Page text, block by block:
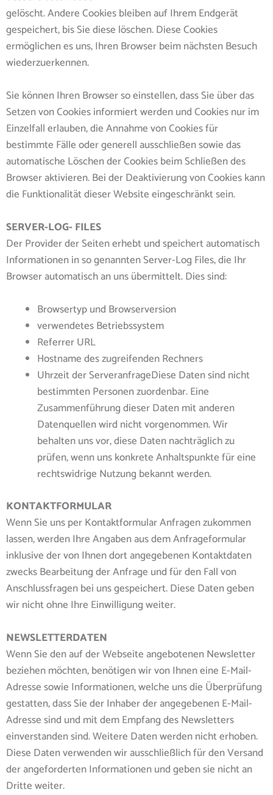
gelöscht. Andere Cookies bleiben auf Ihrem Endgerät
gespeichert, bis Sie diese löschen. Diese Cookies
ermöglichen es uns, Ihren Browser beim nächsten Besuch
wiederzuerkennen.
Sie können Ihren Browser so einstellen, dass Sie über das
Setzen von Cookies informiert werden und Cookies nur im
Einzelfall erlauben, die Annahme von Cookies für
bestimmte Fälle oder generell ausschließen sowie das
automatische Löschen der Cookies beim Schließen des
Browser aktivieren. Bei der Deaktivierung von Cookies kann
die Funktionalität dieser Website eingeschränkt sein.
SERVER-LOG- FILES
Der Provider der Seiten erhebt und speichert automatisch
Informationen in so genannten Server-Log Files, die Ihr
Browser automatisch an uns übermittelt. Dies sind:
Browsertyp und Browserversion
verwendetes Betriebssystem
Referrer URL
Hostname des zugreifenden Rechners
Uhrzeit der ServeranfrageDiese Daten sind nicht
bestimmten Personen zuordenbar. Eine
Zusammenführung dieser Daten mit anderen
Datenquellen wird nicht vorgenommen. Wir
behalten uns vor, diese Daten nachträglich zu
prüfen, wenn uns konkrete Anhaltspunkte für eine
rechtswidrige Nutzung bekannt werden.
KONTAKTFORMULAR
Wenn Sie uns per Kontaktformular Anfragen zukommen
lassen, werden Ihre Angaben aus dem Anfrageformular
inklusive der von Ihnen dort angegebenen Kontaktdaten
zwecks Bearbeitung der Anfrage und für den Fall von
Anschlussfragen bei uns gespeichert. Diese Daten geben
wir nicht ohne Ihre Einwilligung weiter.
NEWSLETTERDATEN
Wenn Sie den auf der Webseite angebotenen Newsletter
beziehen möchten, benötigen wir von Ihnen eine E-Mail-
Adresse sowie Informationen, welche uns die Überprüfung
gestatten, dass Sie der Inhaber der angegebenen E-Mail-
Adresse sind und mit dem Empfang des Newsletters
einverstanden sind. Weitere Daten werden nicht erhoben.
Diese Daten verwenden wir ausschließlich für den Versand
der angeforderten Informationen und geben sie nicht an
Dritte weiter.